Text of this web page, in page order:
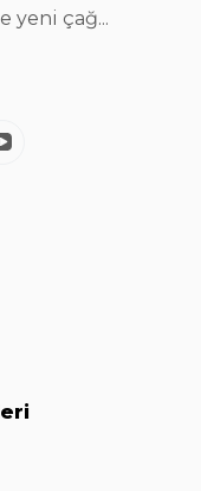
yeni çağ...